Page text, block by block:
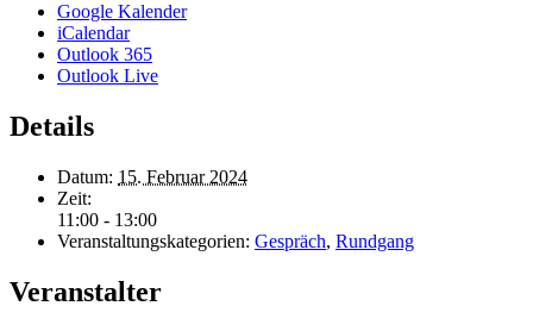
Google Kalender
iCalendar
Outlook 365
Outlook Live
Details
Datum: 15. Februar 2024
Zeit:
11:00 - 13:00
Veranstaltungskategorien: Gespräch, Rundgang
Veranstalter